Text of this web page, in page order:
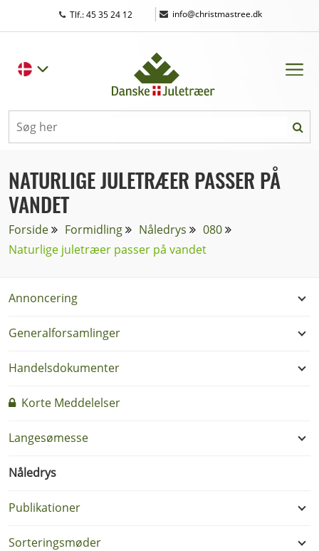
Tlf.: 45 35 24 12 | info@christmastree.dk
NATURLIGE JULETRÆER PASSER PÅ
VANDET
Forside Formidling Nåledrys
080
Naturlige juletræer passer på vandet
Annoncering
Generalforsamlinger
Handelsdokumenter
Korte Meddelelser
Langesømesse
Nåledrys
Publikationer
Sorteringsmøder